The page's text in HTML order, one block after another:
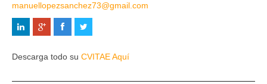
manuellopezsanchez73@gmail.com
Descarga todo su CVITAE Aquí